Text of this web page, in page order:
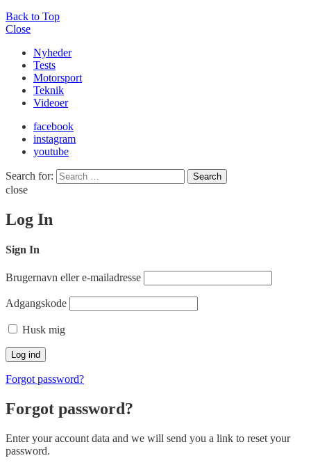
Back to Top
Close
Nyheder
Tests
Motorsport
Teknik
Videoer
facebook
instagram
youtube
Search for: Search
close
Log In
Sign In
Brugernavn eller e-mailadresse
Adgangskode
Husk mig
Forgot password?
Forgot password?
Enter your account data and we will send you a link to reset your
password.